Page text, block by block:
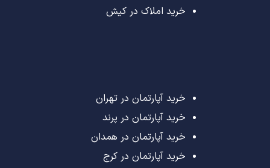
خرید املاک در کیش
خرید آپارتمان در تهران
خرید آپارتمان در پرند
خرید آپارتمان در همدان
خرید آپارتمان در کرج